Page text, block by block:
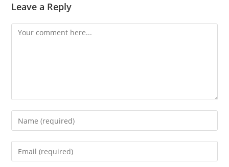
Leave a Reply
Comment
Enter
your
name
Enter
your